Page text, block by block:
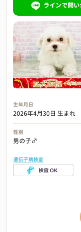
ラインで問
生年月日
2026年4月30日 生まれ
性別
男の子♂
遺伝子病検査